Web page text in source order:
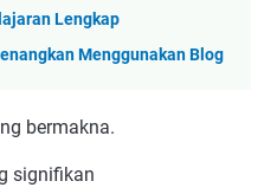
Lengkap
Menggunakan Blog
bermakna.
signifikan